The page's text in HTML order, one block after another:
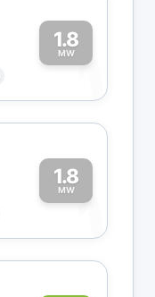
1.8
MW1
1.8
MW1